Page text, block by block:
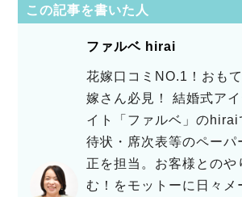
この記事を書いた人
ファルベ hirai
花嫁口コミNO.1！おも
嫁さん必見！ 結婚式ア
イト「ファルベ」のhirai
待状・席次表等のペーパ
正を担当。お客様とのや
む！をモットーに日々メ